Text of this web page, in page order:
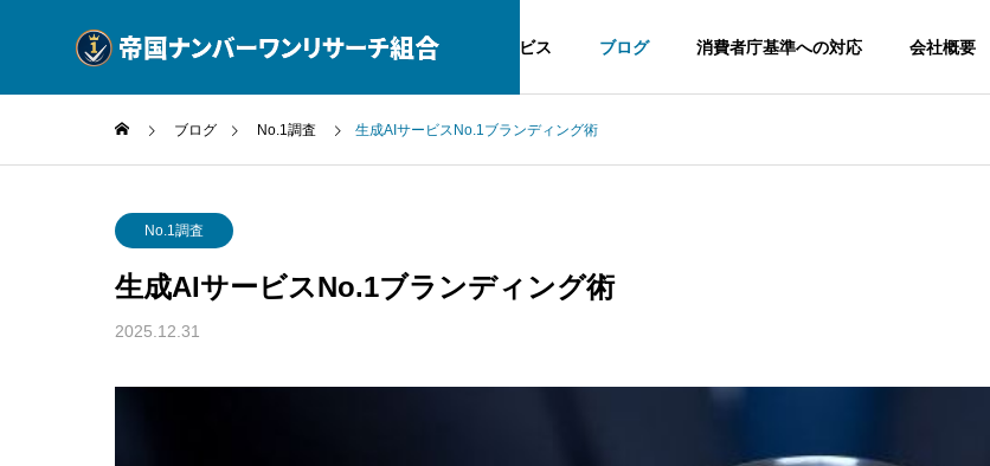
サービス ブログ 消費者庁基準への対応 会社概要
公式ブログ
BLOG
スクと実務対応
ブログ No.1調査 生成AIサービスNo.1ブランディング術
No.1調査
生成AIサービスNo.1ブランディング術
2025.12.31